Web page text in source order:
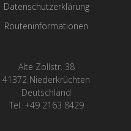
Datenschutzerklärung
Routeninformationen
Alte Zollstr. 38
41372 Niederkrüchten
Deutschland
Tel. +49 2163 8429